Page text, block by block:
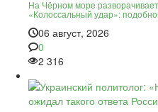
На Чёрном море
«Колоссальный удар»:
06 август, 2026
0
2 316